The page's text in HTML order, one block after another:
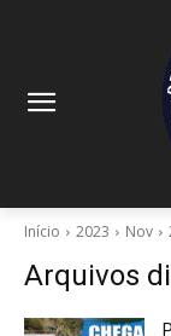
Início 2023 Nov
Arquivos